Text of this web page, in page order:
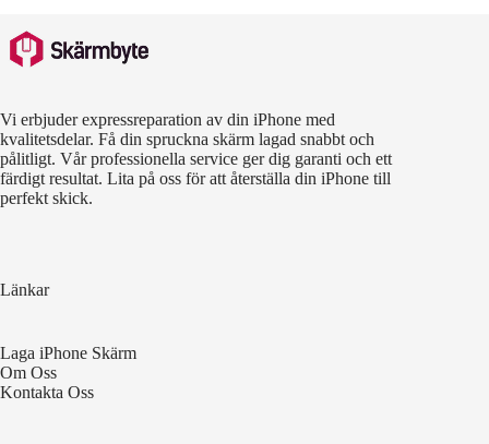
Vi erbjuder expressreparation av din iPhone med
kvalitetsdelar. Få din spruckna skärm lagad snabbt och
pålitligt. Vår professionella service ger dig garanti och ett
färdigt resultat. Lita på oss för att återställa din iPhone till
perfekt skick.
Länkar
Laga iPhone Skärm
Om Oss
Kontakta Oss